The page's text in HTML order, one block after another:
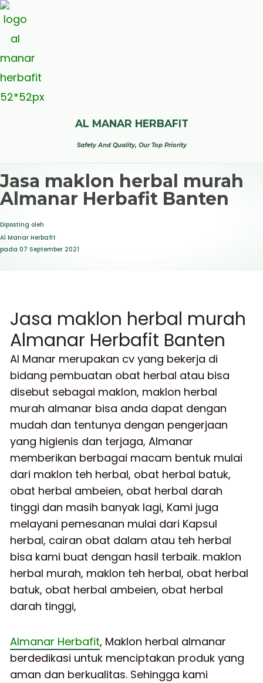
AL MANAR HERBAFIT
Safety And Quality, Our Top Priority
Jasa maklon herbal murah
Almanar Herbafit Banten
Diposting oleh
Al Manar Herbafit
pada 07 September 2021
Jasa maklon herbal murah
Almanar Herbafit Banten
Al Manar merupakan cv yang bekerja di
bidang pembuatan obat herbal atau bisa
disebut sebagai maklon, maklon herbal
murah almanar bisa anda dapat dengan
mudah dan tentunya dengan pengerjaan
yang higienis dan terjaga, Almanar
memberikan berbagai macam bentuk mulai
dari maklon teh herbal, obat herbal batuk,
obat herbal ambeien, obat herbal darah
tinggi dan masih banyak lagi, Kami juga
melayani pemesanan mulai dari Kapsul
herbal, cairan obat dalam atau teh herbal
bisa kami buat dengan hasil terbaik. maklon
herbal murah, maklon teh herbal, obat herbal
batuk, obat herbal ambeien, obat herbal
darah tinggi,
Almanar Herbafit, Maklon herbal almanar
berdedikasi untuk menciptakan produk yang
aman dan berkualitas. Sehingga kami